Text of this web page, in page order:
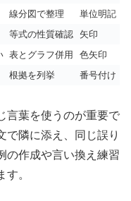
線分図で整理
単位明記
等式の性質確認
矢印
表とグラフ併用
色矢印
根拠を列挙 番号付け
言葉を使うのが重要で
で隣に添え、同じ誤り
の作成や言い換え練習
。